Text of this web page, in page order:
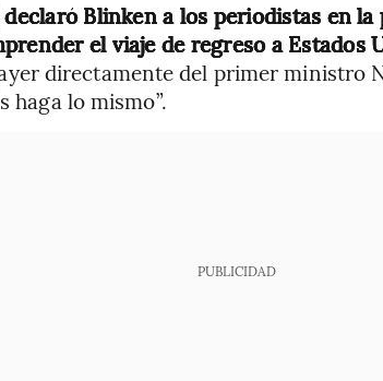
declaró Blinken a los periodistas en
el viaje de regreso a Estados
directamente del primer ministro
haga lo mismo”.
PUBLICIDAD